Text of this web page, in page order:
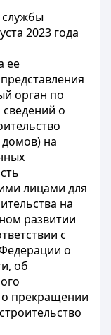
службы
2023 года
ее
орган по
о
на
лицами для
на
развитии
с
о
об
о прекращении